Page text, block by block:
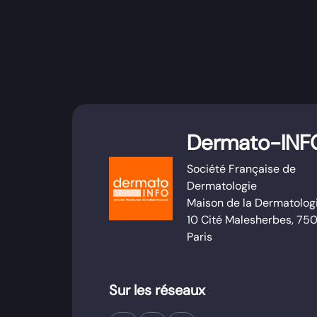
Dermato-
Société Française de
Dermatologie
Maison de la
10 Cité Malesherbes,
Paris
Sur les réseaux